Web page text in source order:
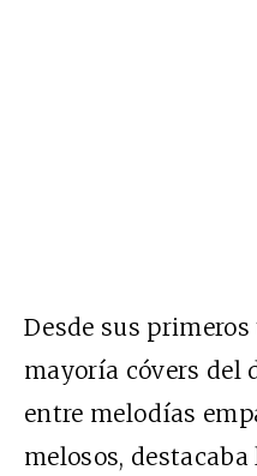
Desde sus
mayoría cóvers del
entre melodías
melosos,